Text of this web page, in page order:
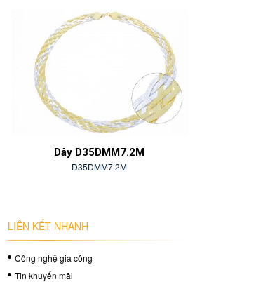
Dây D35DMM7.2M
D35DMM7.2M
LIÊN KẾT NHANH
Công nghệ gia công
Tin khuyến mãi